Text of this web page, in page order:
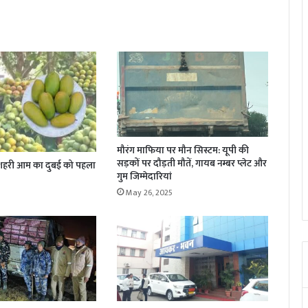
आम का दुबई को पहला
मौरंग माफिया पर मौन सिस्टम: यूपी की
सड़कों पर दौड़ती मौतें, गायब नम्बर प्लेट और
गुम जिम्मेदारियां
May 26, 2025